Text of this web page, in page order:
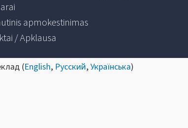
apmokestinimas
/ Apklausa
(English, Русский,Українська)